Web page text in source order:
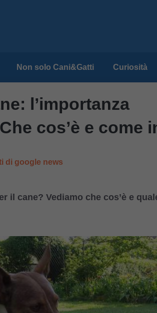
Non solo Cani&Gatti Curiosità
l’importanza
cos’è e come
di google news
il cane? Vediamo che cos’è e